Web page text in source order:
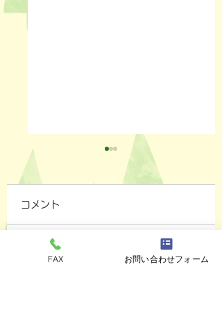
ペットスリング入りま
コメント
コメントを追加…
FAX お問い合わせフォーム